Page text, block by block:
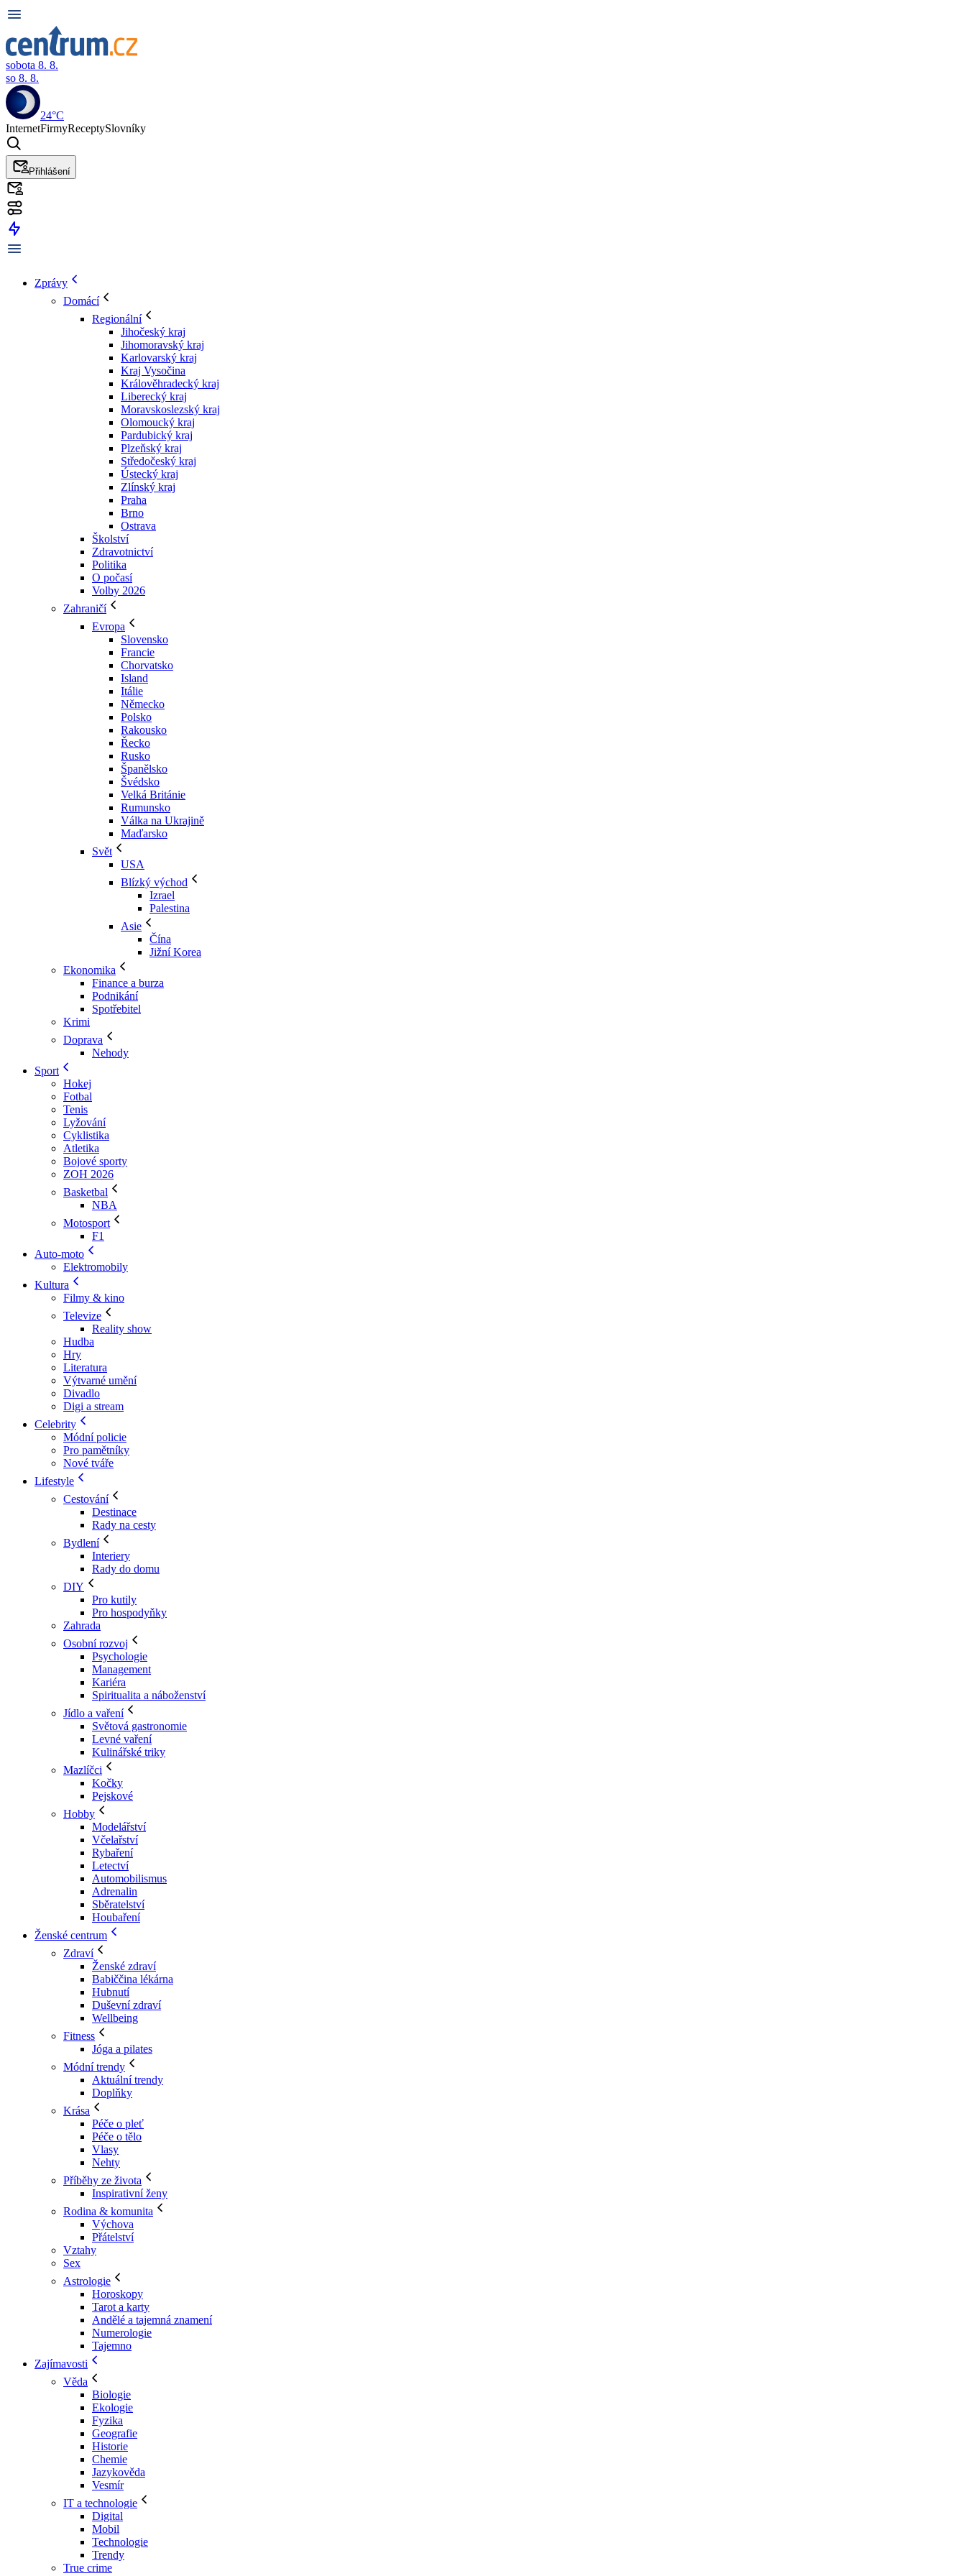
sobota 8. 8.
so 8. 8.
24°C
InternetFirmyReceptySlovníky
Přihlášení
Zprávy
Domácí
Regionální
Jihočeský kraj
Jihomoravský kraj
Karlovarský kraj
Kraj Vysočina
Králověhradecký kraj
Liberecký kraj
Moravskoslezský kraj
Olomoucký kraj
Pardubický kraj
Plzeňský kraj
Středočeský kraj
Ústecký kraj
Zlínský kraj
Praha
Brno
Ostrava
Školství
Zdravotnictví
Politika
O počasí
Volby 2026
Zahraničí
Evropa
Slovensko
Francie
Chorvatsko
Island
Itálie
Německo
Polsko
Rakousko
Řecko
Rusko
Španělsko
Švédsko
Velká Británie
Rumunsko
Válka na Ukrajině
Maďarsko
Svět
USA
Blízký východ
Izrael
Palestina
Asie
Čína
Jižní Korea
Ekonomika
Finance a burza
Podnikání
Spotřebitel
Krimi
Doprava
Nehody
Sport
Hokej
Fotbal
Tenis
Lyžování
Cyklistika
Atletika
Bojové sporty
ZOH 2026
Basketbal
NBA
Motosport
F1
Auto-moto
Elektromobily
Kultura
Filmy & kino
Televize
Reality show
Hudba
Hry
Literatura
Výtvarné umění
Divadlo
Digi a stream
Celebrity
Módní policie
Pro pamětníky
Nové tváře
Lifestyle
Cestování
Destinace
Rady na cesty
Bydlení
Interiery
Rady do domu
DIY
Pro kutily
Pro hospodyňky
Zahrada
Osobní rozvoj
Psychologie
Management
Kariéra
Spiritualita a náboženství
Jídlo a vaření
Světová gastronomie
Levné vaření
Kulinářské triky
Mazlíčci
Kočky
Pejskové
Hobby
Modelářství
Včelařství
Rybaření
Letectví
Automobilismus
Adrenalin
Sběratelství
Houbaření
Ženské centrum
Zdraví
Ženské zdraví
Babiččina lékárna
Hubnutí
Duševní zdraví
Wellbeing
Fitness
Jóga a pilates
Módní trendy
Aktuální trendy
Doplňky
Krása
Péče o pleť
Péče o tělo
Vlasy
Nehty
Příběhy ze života
Inspirativní ženy
Rodina & komunita
Výchova
Přátelství
Vztahy
Sex
Astrologie
Horoskopy
Tarot a karty
Andělé a tajemná znamení
Numerologie
Tajemno
Zajímavosti
Věda
Biologie
Ekologie
Fyzika
Geografie
Historie
Chemie
Jazykověda
Vesmír
IT a technologie
Digital
Mobil
Technologie
Trendy
True crime